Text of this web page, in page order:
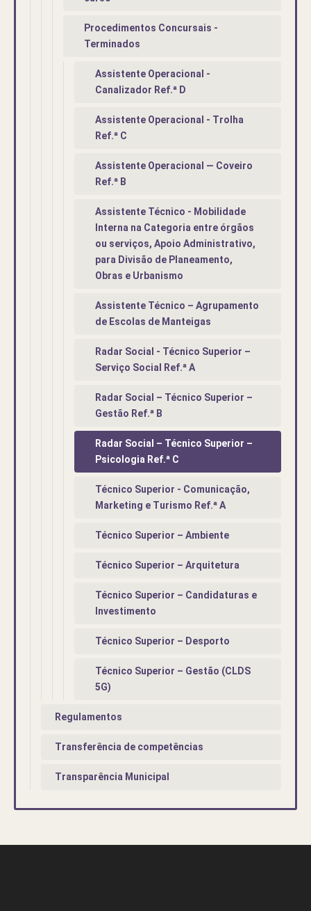
Procedimentos Concursais -
Terminados
Assistente Operacional -
Canalizador Ref.ª D
Assistente Operacional - Trolha
Ref.ª C
Assistente Operacional — Coveiro
Ref.ª B
Assistente Técnico - Mobilidade
Interna na Categoria entre órgãos
ou serviços, Apoio Administrativo,
para Divisão de Planeamento,
Obras e Urbanismo
Assistente Técnico – Agrupamento
de Escolas de Manteigas
Radar Social - Técnico Superior –
Serviço Social Ref.ª A
Radar Social – Técnico Superior –
Gestão Ref.ª B
Radar Social – Técnico Superior –
Psicologia Ref.ª C
Técnico Superior - Comunicação,
Marketing e Turismo Ref.ª A
Técnico Superior – Ambiente
Técnico Superior – Arquitetura
Técnico Superior – Candidaturas e
Investimento
Técnico Superior – Desporto
Técnico Superior – Gestão (CLDS
5G)
Regulamentos
Transferência de competências
Transparência Municipal